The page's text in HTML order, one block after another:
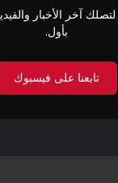
لتصلك آخر الأخبار
بأول.
تابعنا على فيسبوك